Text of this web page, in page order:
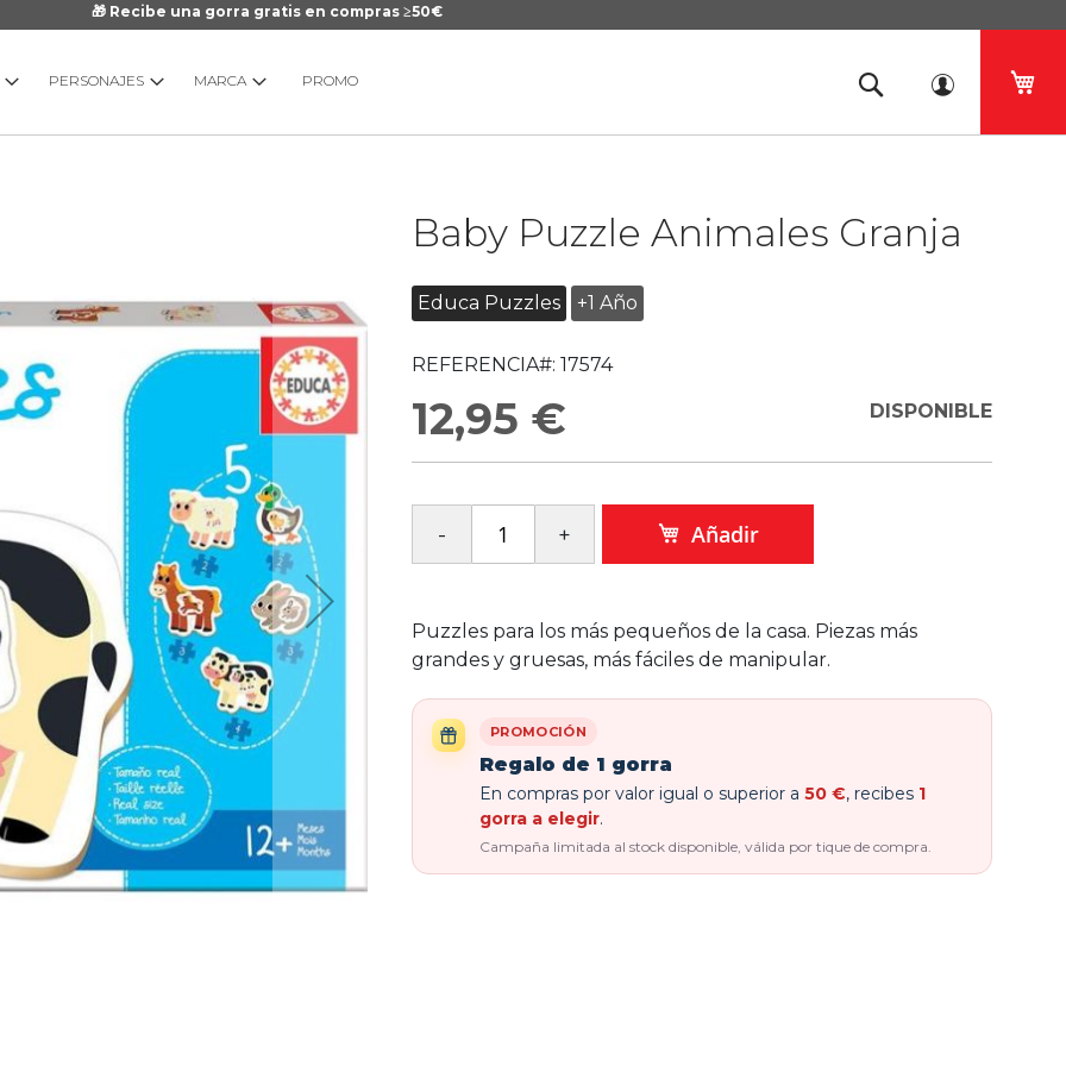
🎁 Recibe una gorra gratis en compras ≥50€
PERSONAJES MARCA PROMO
Baby Puzzle Animales Granja
Educa Puzzles +1 Año
REFERENCIA#: 17574
12,95 € DISPONIBLE
Añadir
Puzzles para los más pequeños de la casa. Piezas más
grandes y gruesas, más fáciles de manipular.
PROMOCIÓN
Regalo de 1 gorra
En compras por valor igual o superior a 50 €, recibes 1
gorra a elegir.
Campaña limitada al stock disponible, válida por tique de compra.
imágenes